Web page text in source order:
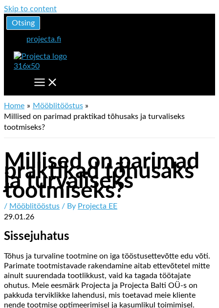
Skip to content
Otsing
projecta.fi
Home
Mööblitööstus
Millised on parimad praktikad tõhusaks ja turvaliseks
tootmiseks?
Millised on parimad
praktikad tõhusaks
ja turvaliseks
tootmiseks?
/ Mööblitööstus / By Projecta EE
29.01.26
Sissejuhatus
Tõhus ja turvaline tootmine on iga tööstusettevõtte edu võti.
Parimate tootmistavade rakendamine aitab ettevõtetel mitte
ainult suurendada tootlikkust, vaid ka tagada töötajate
ohutus. Meie eesmärk Projecta ja Projecta Balti OÜ-s on
pakkuda terviklikke lahendusi, mis toetavad meie kliente
nende tootmise optimeerimisel ja kasumlikul toimimisel.